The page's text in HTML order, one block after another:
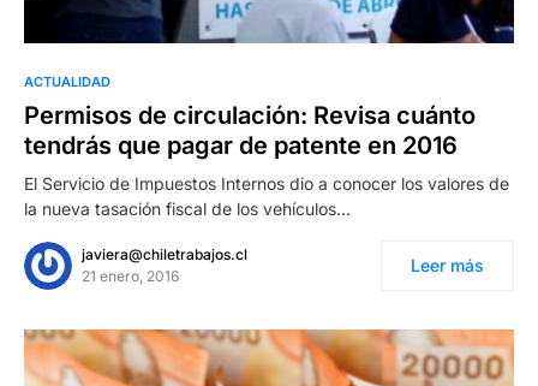
ACTUALIDAD
Permisos de circulación: Revisa cuánto
tendrás que pagar de patente en 2016
El Servicio de Impuestos Internos dio a conocer los valores de
la nueva tasación fiscal de los vehículos…
javiera@chiletrabajos.cl
21 enero, 2016
Leer más